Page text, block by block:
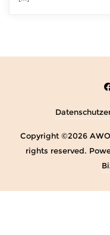
Copyright ©2026
rights reserved.